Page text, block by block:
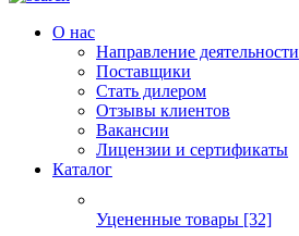
О нас
Направление деятельности
Поставщики
Стать дилером
Отзывы клиентов
Вакансии
Лицензии и сертификаты
Каталог
Уцененные товары [32]